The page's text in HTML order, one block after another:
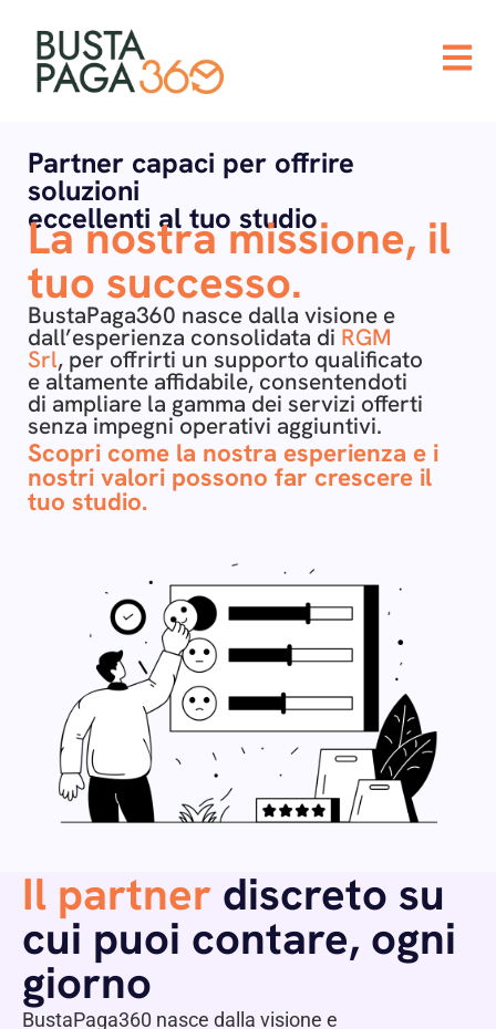
Partner capaci per offrire
soluzioni
eccellenti al tuo studio
La nostra missione, il
tuo successo.
BustaPaga360 nasce dalla visione e
dall’esperienza consolidata di RGM
Srl, per offrirti un supporto qualificato
e altamente affidabile, consentendoti
di ampliare la gamma dei servizi offerti
senza impegni operativi aggiuntivi.
Scopri come la nostra esperienza e i
nostri valori possono far crescere il
tuo studio.
Il partner discreto su
cui puoi contare, ogni
giorno
BustaPaga360 nasce dalla visione e